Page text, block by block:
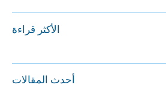
الأكثر قراءة
أحدث المقالات